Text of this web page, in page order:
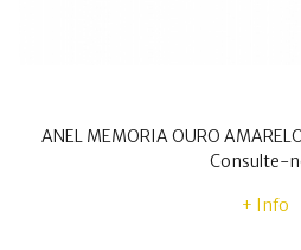
ANEL MEMORIA OURO
Consulte-
+ Info